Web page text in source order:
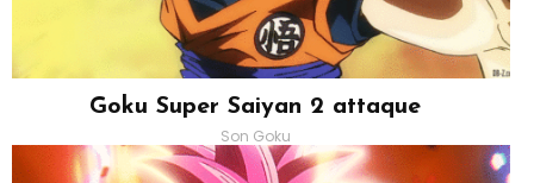
Goku Super Saiyan 2 attaque
Son Goku